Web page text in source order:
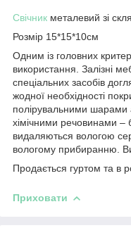
Свічник металевий зі
Розмір 15*15*10см
Одним із головних
використання. Залізні
спеціальних засобів
жодної необхідності
полірувальними шарами
хімічними речовинами –
видаляються вологою
вологому прибиранню.
Продається гуртом та в
Приховати